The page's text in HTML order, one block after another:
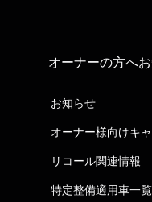
オーナーの方へ
お知らせ
オーナー様向けキ
リコール関連情報
特定整備適用車一覧